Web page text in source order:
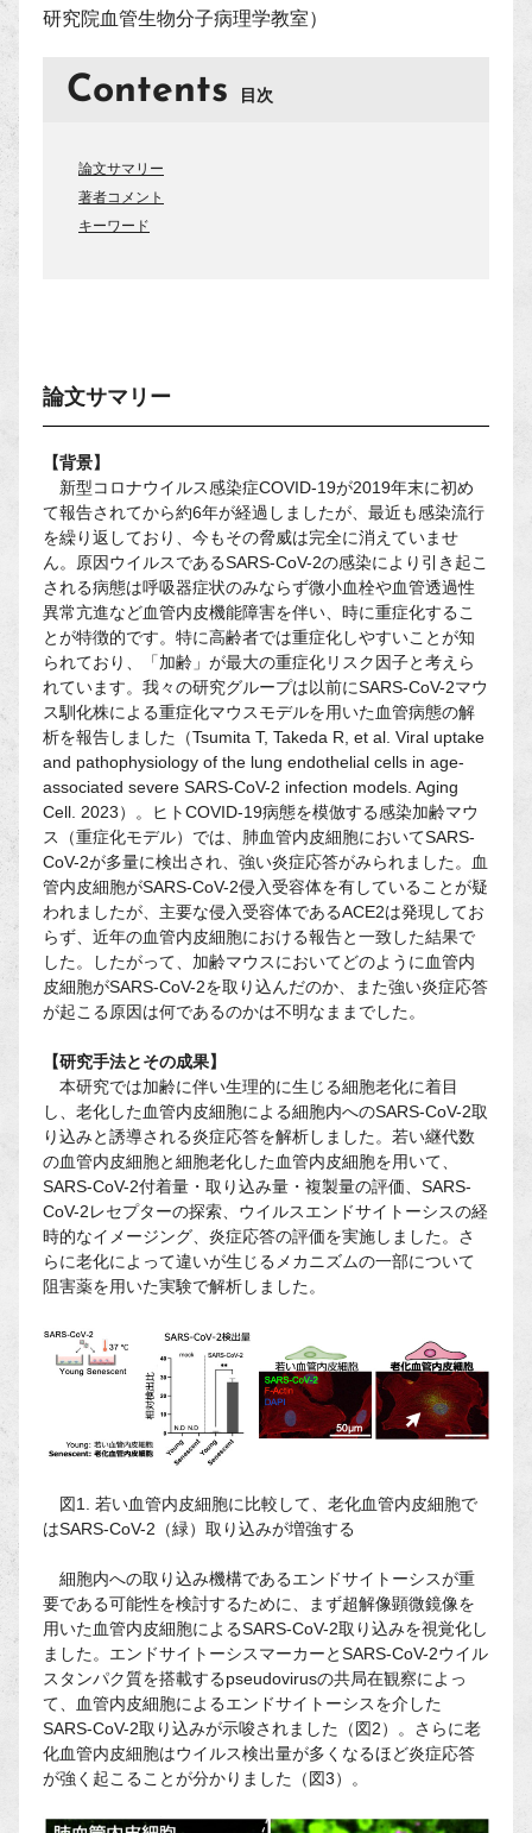
研究院血管生物分子病理学教室）
Contents 目次
論文サマリー
著者コメント
キーワード
論文サマリー
【背景】
新型コロナウイルス感染症COVID-19が2019年末に初め
て報告されてから約6年が経過しましたが、最近も感染流行
を繰り返しており、今もその脅威は完全に消えていませ
ん。原因ウイルスであるSARS-CoV-2の感染により引き起こ
される病態は呼吸器症状のみならず微小血栓や血管透過性
異常亢進など血管内皮機能障害を伴い、時に重症化するこ
とが特徴的です。特に高齢者では重症化しやすいことが知
られており、「加齢」が最大の重症化リスク因子と考えら
れています。我々の研究グループは以前にSARS-CoV-2マウ
ス馴化株による重症化マウスモデルを用いた血管病態の解
析を報告しました（Tsumita T, Takeda R, et al. Viral uptake
and pathophysiology of the lung endothelial cells in age-
associated severe SARS-CoV-2 infection models. Aging
Cell. 2023）。ヒトCOVID-19病態を模倣する感染加齢マウ
ス（重症化モデル）では、肺血管内皮細胞においてSARS-
CoV-2が多量に検出され、強い炎症応答がみられました。血
管内皮細胞がSARS-CoV-2侵入受容体を有していることが疑
われましたが、主要な侵入受容体であるACE2は発現してお
らず、近年の血管内皮細胞における報告と一致した結果で
した。したがって、加齢マウスにおいてどのように血管内
皮細胞がSARS-CoV-2を取り込んだのか、また強い炎症応答
が起こる原因は何であるのかは不明なままでした。
【研究手法とその成果】
本研究では加齢に伴い生理的に生じる細胞老化に着目
し、老化した血管内皮細胞による細胞内へのSARS-CoV-2取
り込みと誘導される炎症応答を解析しました。若い継代数
の血管内皮細胞と細胞老化した血管内皮細胞を用いて、
SARS-CoV-2付着量・取り込み量・複製量の評価、SARS-
CoV-2レセプターの探索、ウイルスエンドサイトーシスの経
時的なイメージング、炎症応答の評価を実施しました。さ
らに老化によって違いが生じるメカニズムの一部について
阻害薬を用いた実験で解析しました。
図1. 若い血管内皮細胞に比較して、老化血管内皮細胞で
はSARS-CoV-2（緑）取り込みが増強する
細胞内への取り込み機構であるエンドサイトーシスが重
要である可能性を検討するために、まず超解像顕微鏡像を
用いた血管内皮細胞によるSARS-CoV-2取り込みを視覚化し
ました。エンドサイトーシスマーカーとSARS-CoV-2ウイル
スタンパク質を搭載するpseudovirusの共局在観察によっ
て、血管内皮細胞によるエンドサイトーシスを介した
SARS-CoV-2取り込みが示唆されました（図2）。さらに老
化血管内皮細胞はウイルス検出量が多くなるほど炎症応答
が強く起こることが分かりました（図3）。